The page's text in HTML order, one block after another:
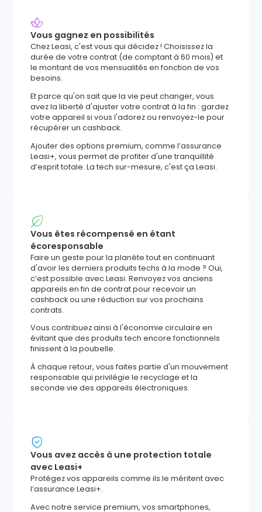
Vous gagnez en possibilités
Chez Leasi, c'est vous qui décidez ! Choisissez la
durée de votre contrat (de comptant à 60 mois) et
le montant de vos mensualités en fonction de vos
besoins.
Et parce qu'on sait que la vie peut changer, vous
avez la liberté d'ajuster votre contrat à la fin : gardez
votre appareil si vous l'adorez ou renvoyez-le pour
récupérer un cashback.
Ajouter des options premium, comme l’assurance
Leasi+, vous permet de profiter d'une tranquillité
d’esprit totale. La tech sur-mesure, c'est ça Leasi.
Vous êtes récompensé en étant
écoresponsable
Faire un geste pour la planète tout en continuant
d'avoir les derniers produits techs à la mode ? Oui,
c’est possible avec Leasi. Renvoyez vos anciens
appareils en fin de contrat pour recevoir un
cashback ou une réduction sur vos prochains
contrats.
Vous contribuez ainsi à l'économie circulaire en
évitant que des produits tech encore fonctionnels
finissent à la poubelle.
À chaque retour, vous faites partie d'un mouvement
responsable qui privilégie le recyclage et la
seconde vie des appareils électroniques.
Vous avez accès à une protection totale
avec Leasi+
Protégez vos appareils comme ils le méritent avec
l’assurance Leasi+.
Avec notre service premium, vos smartphones,